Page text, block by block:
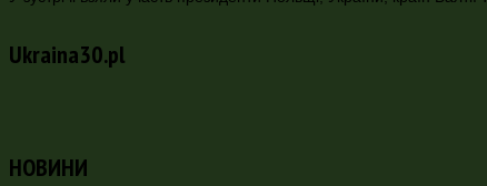
Ukraina30.pl
НОВИНИ